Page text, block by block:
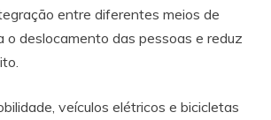
entre diferentes meios de
deslocamento das pessoas e reduz
veículos elétricos e bicicletas